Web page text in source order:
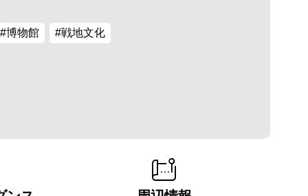
#博物館 #戦地文化